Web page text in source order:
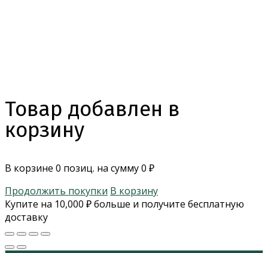
Товар добавлен в
корзину
В корзине 0 позиц. на сумму0 ₽
Продолжить покупки В корзину
Купите на 10,000 ₽больше и получите бесплатную
доставку